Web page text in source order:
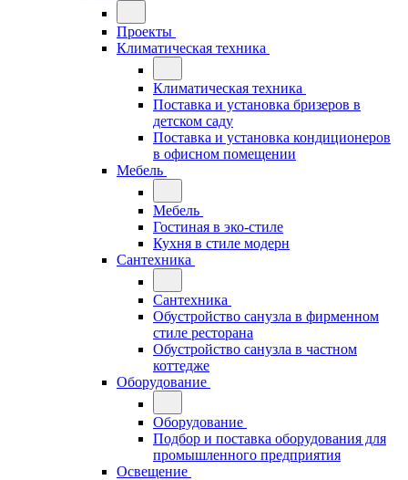
Проекты
Климатическая техника
Климатическая техника
Поставка и установка бризеров в
детском саду
Поставка и установка кондиционеров
в офисном помещении
Мебель
Мебель
Гостиная в эко-стиле
Кухня в стиле модерн
Сантехника
Сантехника
Обустройство санузла в фирменном
стиле ресторана
Обустройство санузла в частном
коттедже
Оборудование
Оборудование
Подбор и поставка оборудования для
промышленного предприятия
Освещение